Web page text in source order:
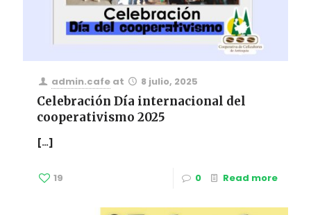
admin.cafe at 8 julio, 2025
Celebración Día internacional del
cooperativismo 2025
[…]
19 0 Read more